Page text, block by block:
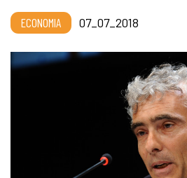
ECONOMIA 07_07_2018